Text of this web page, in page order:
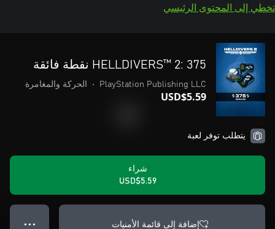
تخطي إلى المحتوى الرئيسي
HELLDIVERS™ 2: 375 نقطة فائقة
PlayStation Publishing LLC
• الحركة والمغامرة
USD$5.59
يتطلب توفر لعبة
شراء
USD$5.59
إضافة إلى قائمة الأمنيات ● ● ●